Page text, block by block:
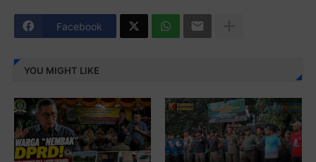
Facebook
YOU MIGHT LIKE